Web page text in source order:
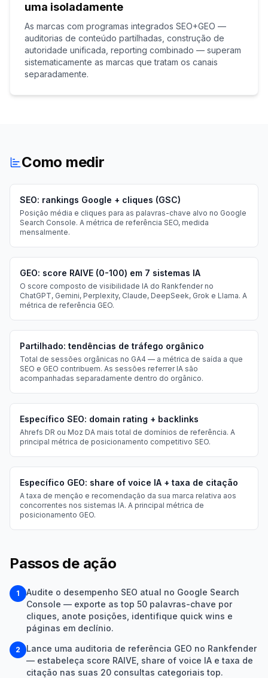
uma isoladamente
As marcas com programas integrados SEO+GEO —
auditorias de conteúdo partilhadas, construção de
autoridade unificada, reporting combinado — superam
sistematicamente as marcas que tratam os canais
separadamente.
Como medir
SEO: rankings Google + cliques (GSC)
Posição média e cliques para as palavras-chave alvo no Google
Search Console. A métrica de referência SEO, medida
mensalmente.
GEO: score RAIVE (0-100) em 7 sistemas IA
O score composto de visibilidade IA do Rankfender no
ChatGPT, Gemini, Perplexity, Claude, DeepSeek, Grok e Llama. A
métrica de referência GEO.
Partilhado: tendências de tráfego orgânico
Total de sessões orgânicas no GA4 — a métrica de saída a que
SEO e GEO contribuem. As sessões referrer IA são
acompanhadas separadamente dentro do orgânico.
Específico SEO: domain rating + backlinks
Ahrefs DR ou Moz DA mais total de domínios de referência. A
principal métrica de posicionamento competitivo SEO.
Específico GEO: share of voice IA + taxa de citação
A taxa de menção e recomendação da sua marca relativa aos
concorrentes nos sistemas IA. A principal métrica de
posicionamento GEO.
Passos de ação
1
Audite o desempenho SEO atual no Google Search
Console — exporte as top 50 palavras-chave por
cliques, anote posições, identifique quick wins e
páginas em declínio.
2
Lance uma auditoria de referência GEO no Rankfender
— estabeleça score RAIVE, share of voice IA e taxa de
citação nas suas 20 consultas categoriais top.